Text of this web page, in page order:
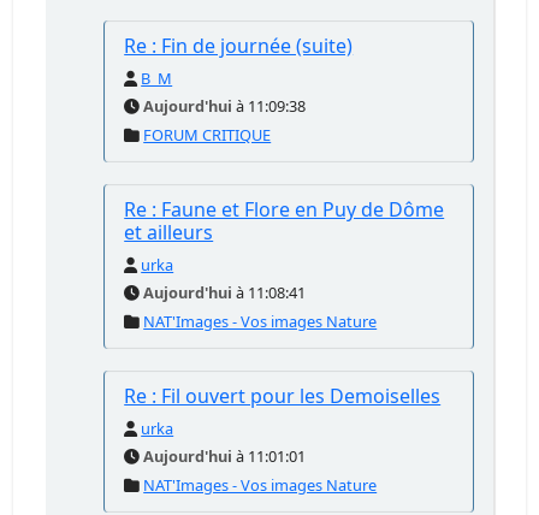
Re : Fin de journée (suite)
B_M
Aujourd'hui à 11:09:38
FORUM CRITIQUE
Re : Faune et Flore en Puy de Dôme
et ailleurs
urka
Aujourd'hui à 11:08:41
NAT'Images - Vos images Nature
Re : Fil ouvert pour les Demoiselles
urka
Aujourd'hui à 11:01:01
NAT'Images - Vos images Nature